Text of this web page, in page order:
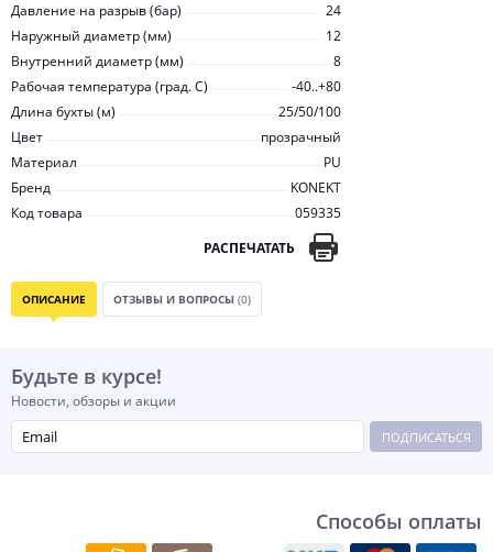
Давление на разрыв (бар)
24
Наружный диаметр (мм)
12
Внутренний диаметр (мм)
8
Рабочая температура (град. C)
-40..+80
Длина бухты (м)
25/50/100
Цвет
прозрачный
Материал
PU
Бренд
KONEKT
Код товара
059335
РАСПЕЧАТАТЬ
ОПИСАНИЕ ОТЗЫВЫ И ВОПРОСЫ (0)
Будьте в курсе!
Новости, обзоры и акции
ПОДПИСАТЬСЯ
Способы оплаты